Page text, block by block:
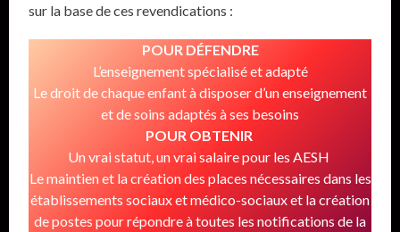
sur la base de ces revendications :
POUR DÉFENDRE
L’enseignement spécialisé et adapté
Le droit de chaque enfant à disposer d’un enseignement
et de soins adaptés à ses besoins
POUR OBTENIR
Un vrai statut, un vrai salaire pour les AESH
Le maintien et la création des places nécessaires dans les
établissements sociaux et médico-sociaux et la création
de postes pour répondre à toutes les notifications de la